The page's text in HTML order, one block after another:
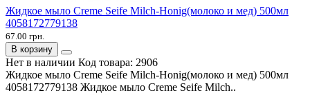
Жидкое мыло Creme Seife Milch-Honig(молоко и мед) 500мл
4058172779138
67.00 грн.
В корзину
Нет в наличии Код товара: 2906
Жидкое мыло Creme Seife Milch-Honig(молоко и мед) 500мл
4058172779138 Жидкое мыло Creme Seife Milch..